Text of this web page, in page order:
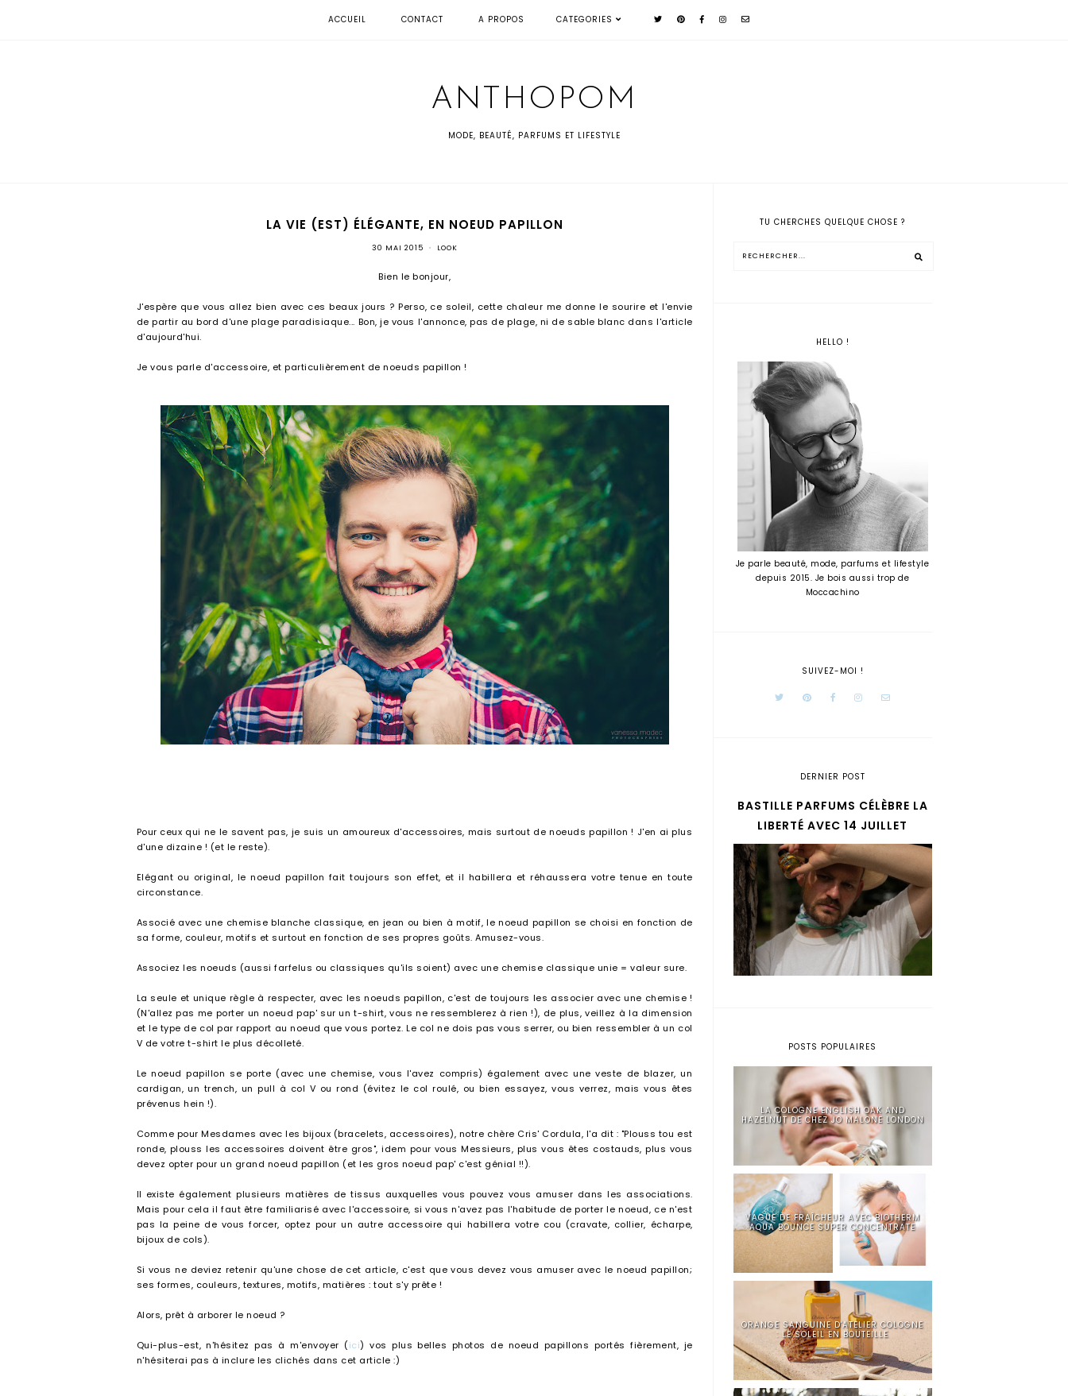
ACCUEIL CONTACT A PROPOS CATEGORIES
ANTHOPOM
MODE, BEAUTÉ, PARFUMS ET LIFESTYLE
LA VIE (EST) ÉLÉGANTE, EN NOEUD PAPILLON
30 MAI 2015 • LOOK
Bien le bonjour,
J'espère que vous allez bien avec ces beaux jours ? Perso, ce soleil, cette chaleur me donne le sourire et l'envie
de partir au bord d'une plage paradisiaque... Bon, je vous l'annonce, pas de plage, ni de sable blanc dans l'article
d'aujourd'hui.
Je vous parle d'accessoire, et particulièrement de noeuds papillon !
Pour ceux qui ne le savent pas, je suis un amoureux d'accessoires, mais surtout de noeuds papillon ! J'en ai plus
d'une dizaine ! (et le reste).
Elégant ou original, le noeud papillon fait toujours son effet, et il habillera et réhaussera votre tenue en toute
circonstance.
Associé avec une chemise blanche classique, en jean ou bien à motif, le noeud papillon se choisi en fonction de
sa forme, couleur, motifs et surtout en fonction de ses propres goûts. Amusez-vous.
Associez les noeuds (aussi farfelus ou classiques qu'ils soient) avec une chemise classique unie = valeur sure.
La seule et unique règle à respecter, avec les noeuds papillon, c'est de toujours les associer avec une chemise !
(N'allez pas me porter un noeud pap' sur un t-shirt, vous ne ressemblerez à rien !), de plus, veillez à la dimension
et le type de col par rapport au noeud que vous portez. Le col ne dois pas vous serrer, ou bien ressembler à un col
V de votre t-shirt le plus décolleté.
Le noeud papillon se porte (avec une chemise, vous l'avez compris) également avec une veste de blazer, un
cardigan, un trench, un pull à col V ou rond (évitez le col roulé, ou bien essayez, vous verrez, mais vous êtes
prévenus hein !).
Comme pour Mesdames avec les bijoux (bracelets, accessoires), notre chère Cris' Cordula, l'a dit : "Plouss tou est
ronde, plouss les accessoires doivent être gros", idem pour vous Messieurs, plus vous êtes costauds, plus vous
devez opter pour un grand noeud papillon (et les gros noeud pap' c'est génial !!).
Il existe également plusieurs matières de tissus auxquelles vous pouvez vous amuser dans les associations.
Mais pour cela il faut être familiarisé avec l'accessoire, si vous n'avez pas l'habitude de porter le noeud, ce n'est
pas la peine de vous forcer, optez pour un autre accessoire qui habillera votre cou (cravate, collier, écharpe,
bijoux de cols).
Si vous ne deviez retenir qu'une chose de cet article, c'est que vous devez vous amuser avec le noeud papillon;
ses formes, couleurs, textures, motifs, matières : tout s'y prête !
Alors, prêt à arborer le noeud ?
Qui-plus-est, n'hésitez pas à m'envoyer (ici) vos plus belles photos de noeud papillons portés fièrement, je
n'hésiterai pas à inclure les clichés dans cet article :)
TU CHERCHES QUELQUE CHOSE ?
HELLO !
Je parle beauté, mode, parfums et lifestyle
depuis 2015. Je bois aussi trop de
Moccachino
SUIVEZ-MOI !
DERNIER POST
BASTILLE PARFUMS CÉLÈBRE LA
LIBERTÉ AVEC 14 JUILLET
POSTS POPULAIRES
LA COLOGNE ENGLISH OAK AND
HAZELNUT DE CHEZ JO MALONE LONDON
VAGUE DE FRAÎCHEUR AVEC BIOTHERM
AQUA BOUNCE SUPER CONCENTRATE
ORANGE SANGUINE D'ATELIER COLOGNE
: LE SOLEIL EN BOUTEILLE